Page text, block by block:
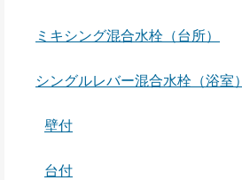
ミキシング混合水栓（台所）
シングルレバー混合水栓（浴室）
壁付
台付